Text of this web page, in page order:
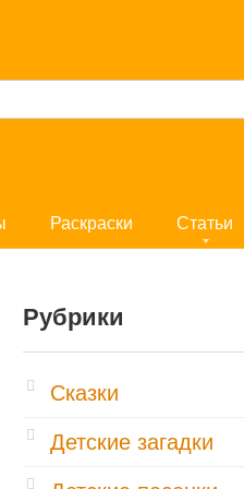
Раскраски Статьи
Рубрики
Cказки
Детские загадки